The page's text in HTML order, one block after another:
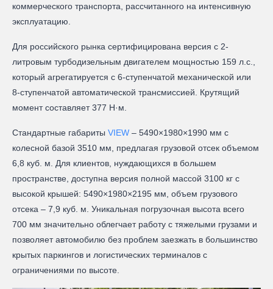
коммерческого транспорта, рассчитанного на интенсивную
эксплуатацию.
Для российского рынка сертифицирована версия с 2-
литровым турбодизельным двигателем мощностью 159 л.с.,
который агрегатируется с 6-ступенчатой механической или
8-ступенчатой автоматической трансмиссией. Крутящий
момент составляет 377 Н·м.
Стандартные габариты VIEW – 5490×1980×1990 мм с
колесной базой 3510 мм, предлагая грузовой отсек объемом
6,8 куб. м. Для клиентов, нуждающихся в большем
пространстве, доступна версия полной массой 3100 кг с
высокой крышей: 5490×1980×2195 мм, объем грузового
отсека – 7,9 куб. м. Уникальная погрузочная высота всего
700 мм значительно облегчает работу с тяжелыми грузами и
позволяет автомобилю без проблем заезжать в большинство
крытых паркингов и логистических терминалов с
ограничениями по высоте.